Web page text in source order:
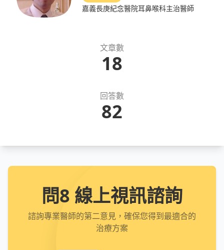
嘉義長庚紀念醫院耳鼻喉科主治醫師
文章數
18
回答數
82
問8 線上視訊諮詢
諮詢專業醫師的第二意見，確保您得到最適合的
治療方案